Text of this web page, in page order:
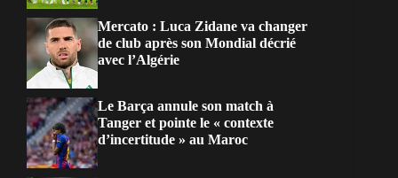
Mercato : Luca Zidane va changer
de club après son Mondial décrié
avec l’Algérie
Le Barça annule son match à
Tanger et pointe le « contexte
d’incertitude » au Maroc